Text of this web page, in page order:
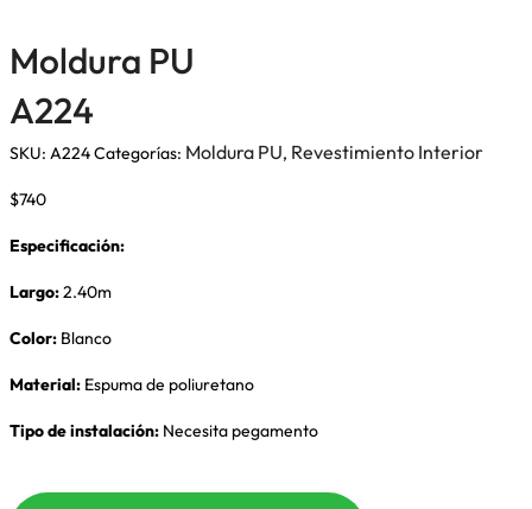
Moldura PU
A224
SKU: A224Categorías: Moldura PU, Revestimiento Interior
$740
Especificación:
Largo:2.40m
Color: Blanco
Material: Espuma de poliuretano
Tipo de instalación: Necesita pegamento